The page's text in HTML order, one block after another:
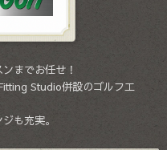
までお任せ！
Studio併設のゴルフ工
も充実。